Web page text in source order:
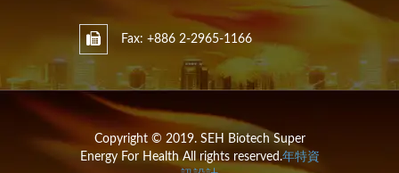
Fax: +886 2-2965-1166
Copyright © 2019. SEH Biotech Super
Energy For Health All rights reserved.年特資